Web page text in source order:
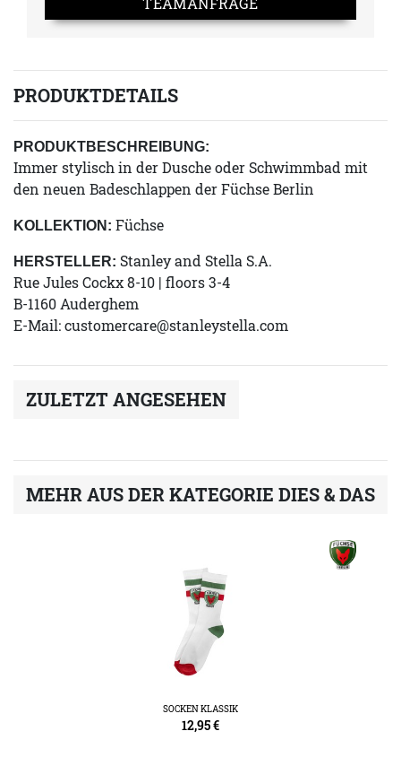
PRODUKTDETAILS
PRODUKTBESCHREIBUNG:
Immer stylisch in der Dusche oder Schwimmbad mit
den neuen Badeschlappen der Füchse Berlin
KOLLEKTION: Füchse
HERSTELLER: Stanley and Stella S.A.
Rue Jules Cockx 8-10 | floors 3-4
B-1160 Auderghem
E-Mail:customercare@stanleystella.com
ZULETZT ANGESEHEN
MEHR AUS DER KATEGORIE DIES & DAS
SOCKEN KLASSIK
12,95€